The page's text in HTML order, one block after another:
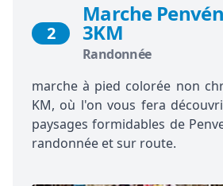
2
Marche
3KM
Randonnée
marche à pied colorée non
KM, où l'on vous fera
paysages formidables de
randonnée et sur route.